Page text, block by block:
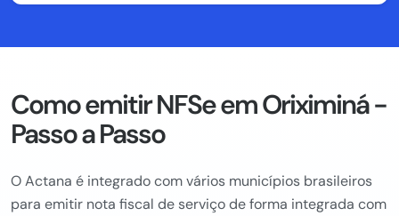
Como emitir NFSe em Oriximiná -
Passo a Passo
O Actana é integrado com vários municípios brasileiros
para emitir nota fiscal de serviço de forma integrada com